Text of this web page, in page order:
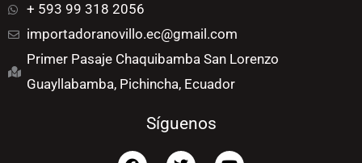
+ 593 99 318 2056
importadoranovillo.ec@gmail.com
Primer Pasaje Chaquibamba San Lorenzo
Guayllabamba, Pichincha, Ecuador
Síguenos
F T Y